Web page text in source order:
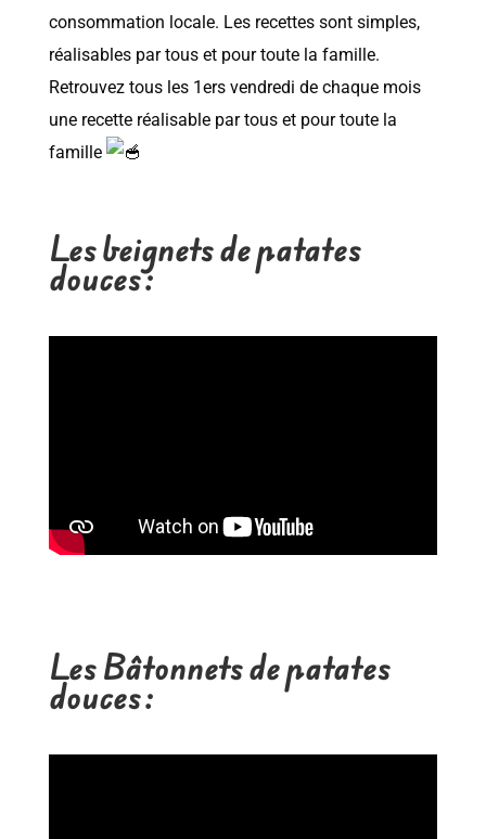
consommation locale. Les recettes sont simples,
réalisables par tous et pour toute la famille.
Retrouvez tous les 1ers vendredi de chaque mois
une recette réalisable par tous et pour toute la
famille
Les beignets de patates
douces :
Les Bâtonnets de patates
douces :